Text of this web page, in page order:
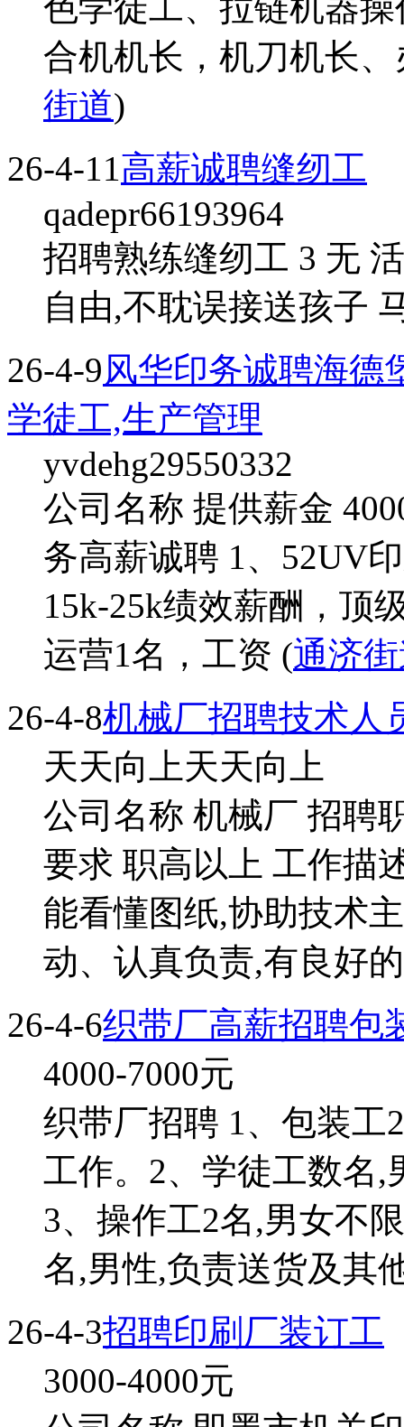
合机机长，机刀机长
街道)
26-4-11高薪诚聘缝纫工
qadepr66193964
招聘熟练缝纫工 3 无
自由,不耽误接送孩子
26-4-9风华印务诚聘海德
学徒工,生产管理
yvdehg29550332
公司名称 提供薪金
务高薪诚聘 1、52UV
15k-25k绩效薪酬，顶
运营1名，工资 (通济
26-4-8机械厂招聘技术人
天天向上天天向上
公司名称 机械厂 招聘
要求 职高以上 工作描
能看懂图纸,协助技术
动、认真负责,有良好
26-4-6织带厂高薪招聘包
4000-7000元
织带厂招聘 1、包装工
工作。2、学徒工数名,
3、操作工2名,男女不
名,男性,负责送货及其
26-4-3招聘印刷厂装订工
3000-4000元